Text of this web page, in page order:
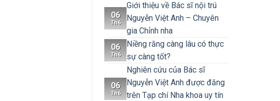
06
Th6
Giới thiệu về Bác sĩ nội trú
Nguyễn Việt Anh – Chuyên
gia Chỉnh nha
06
Th6
Niềng răng càng lâu có thực
sự càng tốt?
06
Th6
Nghiên cứu của Bác sĩ
Nguyễn Việt Anh được đăng
trên Tạp chí Nha khoa uy tín